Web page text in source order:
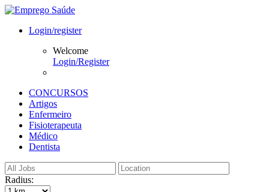
Login/register
Welcome
Login/Register
CONCURSOS
Artigos
Enfermeiro
Fisioterapeuta
Médico
Dentista
Radius: